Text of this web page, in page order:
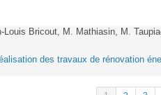
Louis Bricout, M. Mathiasin, M.
des travaux de rénovation